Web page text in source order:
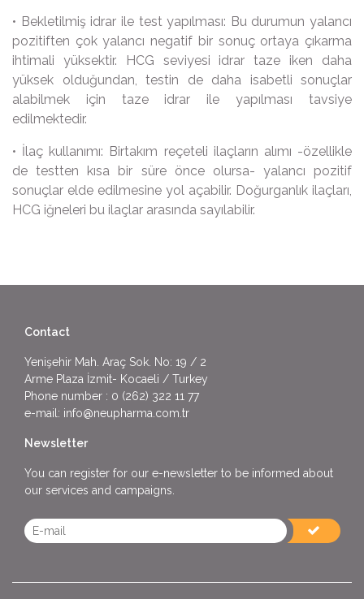
• Bekletilmiş idrar ile test yapılması: Bu durumun yalancı
pozitiften çok yalancı negatif bir sonuç ortaya çıkarma
ihtimali yüksektir. HCG seviyesi idrar taze iken daha
yüksek olduğundan, testin de daha isabetli sonuçlar
alabilmek için taze idrar ile yapılması tavsiye
edilmektedir.
• İlaç kullanımı: Birtakım reçeteli ilaçların alımı -özellikle
de testten kısa bir süre önce olursa- yalancı pozitif
sonuçlar elde edilmesine yol açabilir. Doğurganlık ilaçları,
HCG iğneleri bu ilaçlar arasında sayılabilir.
Contact
Yenişehir Mah. Araç Sok. No: 19 / 2
Arme Plaza İzmit- Kocaeli / Turkey
Phone number : 0 (262) 322 11 77
e-mail: info@neupharma.com.tr
Newsletter
You can register for our e-newsletter to be informed about
our services and campaigns.